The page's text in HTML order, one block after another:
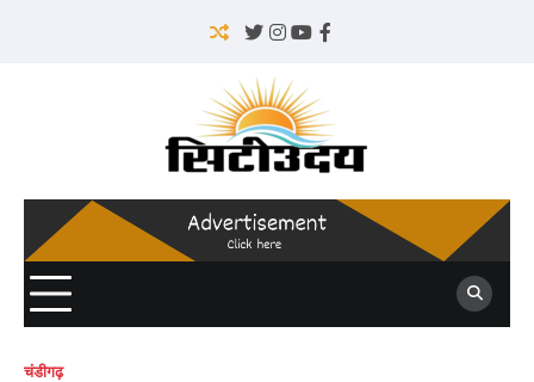
Twitter
Instagram
YouTube
Facebook
चंडीगढ़